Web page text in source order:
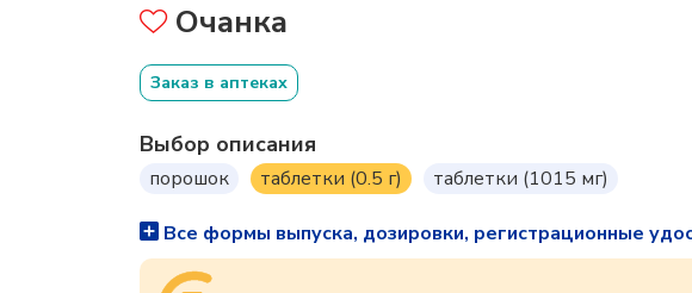
Очанка
Заказ в аптеках
Выбор описания
порошок таблетки (0.5 г) таблетки (1015 мг)
Все формы выпуска, дозировки, регистрационные